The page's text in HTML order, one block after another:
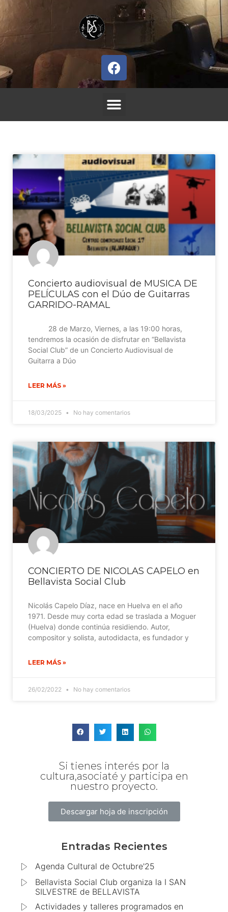
Concierto audiovisual de MUSICA DE
PELÍCULAS con el Dúo de Guitarras
GARRIDO-RAMAL
28 de Marzo, Viernes, a las 19:00 horas,
tendremos la ocasión de disfrutar en “Bellavista
Social Club” de un Concierto Audiovisual de
Guitarra a Dúo
LEER MÁS »
18/03/2025 No hay comentarios
CONCIERTO DE NICOLAS CAPELO en
Bellavista Social Club
Nicolás Capelo Díaz, nace en Huelva en el año
1971. Desde muy corta edad se traslada a Moguer
(Huelva) donde continúa residiendo. Autor,
compositor y solista, autodidacta, es fundador y
LEER MÁS »
26/02/2022 No hay comentarios
Si tienes interés por la
cultura,asociaté y participa en
nuestro proyecto.
Descargar hoja de inscripción
Entradas Recientes
Agenda Cultural de Octubre'25
Bellavista Social Club organiza la I SAN
SILVESTRE de BELLAVISTA
Actividades y talleres programados en